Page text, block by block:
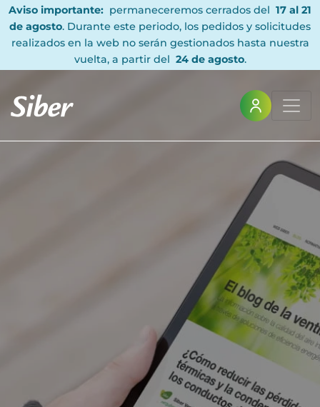
Aviso importante: permaneceremos cerrados del 17 al 21
de agosto. Durante este periodo, los pedidos y solicitudes
realizados en la web no serán gestionados hasta nuestra
vuelta, a partir del 24 de agosto.